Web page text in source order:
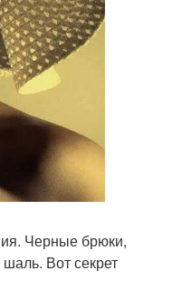
Черные брюки,
Вот секрет